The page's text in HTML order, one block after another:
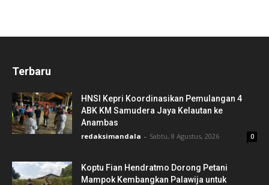
Terbaru
HNSI Kepri Koordinasikan Pemulangan 4
ABK KM Samudera Jaya Kelautan ke
Anambas
redaksimandala - Sabtu, 8 Agustus, 2026 0
Koptu Fian Hendratmo Dorong Petani
Mampok Kembangkan Palawija untuk